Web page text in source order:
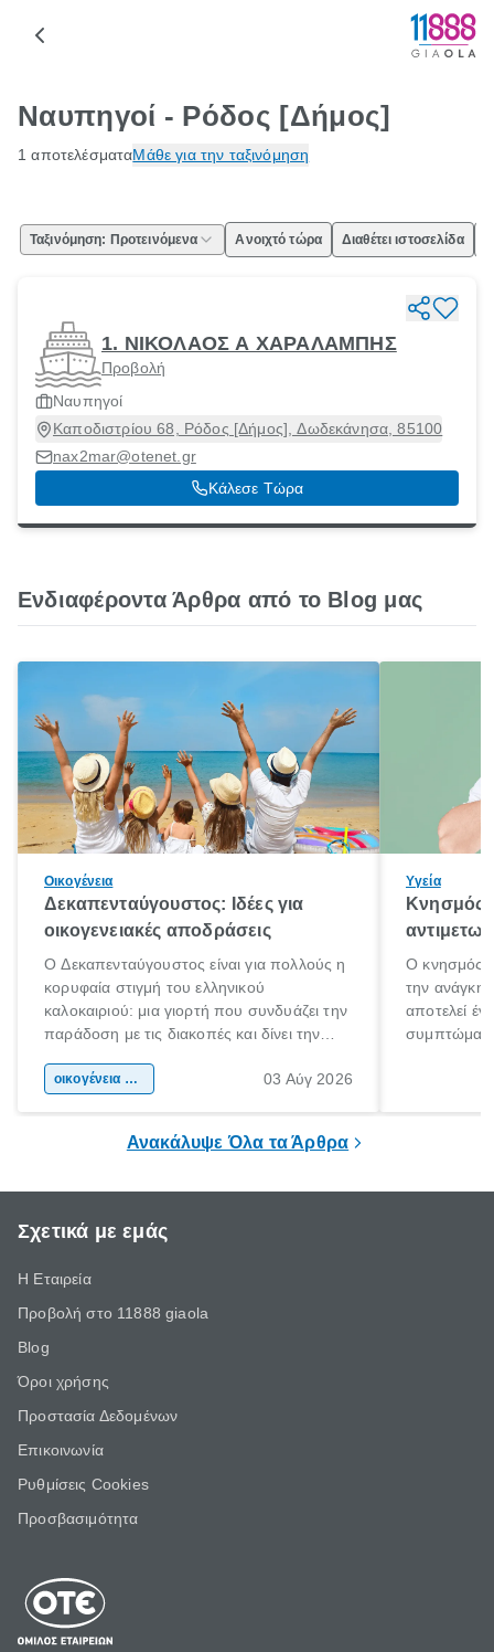
Ναυπηγοί - Ρόδος [Δήμος]
1 αποτελέσματαΜάθε για την ταξινόμηση
Ταξινόμηση: Προτεινόμενα Ανοιχτό τώρα Διαθέτει ιστοσελίδα
1. ΝΙΚΟΛΑΟΣ Α ΧΑΡΑΛΑΜΠΗΣ
Προβολή
Ναυπηγοί
Καποδιστρίου 68, Ρόδος [Δήμος], Δωδεκάνησα, 85100
nax2mar@otenet.gr
Κάλεσε Τώρα
Ενδιαφέροντα Άρθρα από το Blog μας
Οικογένεια
Δεκαπενταύγουστος: Ιδέες για
οικογενειακές αποδράσεις
Ο Δεκαπενταύγουστος είναι για πολλούς η
κορυφαία στιγμή του ελληνικού
καλοκαιριού: μια γιορτή που συνδυάζει την
παράδοση με τις διακοπές και δίνει την
χώρας. Είτε πρόκειται για λίγες μέρες
οικογένεια & παιδί 03 Αύγ 2026
Υγεία
Κνησμός:
Ο κνησμός
την ανάγκη
αποτελεί
Ανακάλυψε Όλα τα Άρθρα
Σχετικά με εμάς
Η Εταιρεία
Προβολή στο 11888 giaola
Blog
Όροι χρήσης
Προστασία Δεδομένων
Επικοινωνία
Ρυθμίσεις Cookies
Προσβασιμότητα